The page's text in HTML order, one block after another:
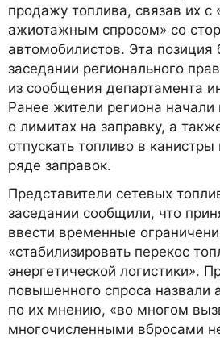
продажу топлива, связав их с
ажиотажным спросом» со
автомобилистов. Эта позиция
заседании регионального
из сообщения департамента
Ранее жители региона
о лимитах на заправку, а
отпускать топливо в
ряде заправок.
Представители сетевых
заседании сообщили, что
ввести временные
«стабилизировать перекос
энергетической логистики».
повышенного спроса назвали
по их мнению, «во многом
многочисленными вбросами